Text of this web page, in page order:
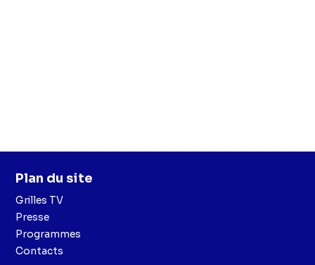
Plan du site
Grilles TV
Presse
Programmes
Contacts